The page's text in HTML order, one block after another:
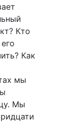
Кто
Как
мы
Мы